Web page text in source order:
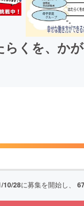
らくを、か
10/28に募集を開始し、